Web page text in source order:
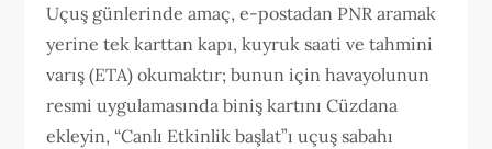
Uçuş günlerinde amaç, e-postadan PNR aramak
yerine tek karttan kapı, kuyruk saati ve tahmini
varış (ETA) okumaktır; bunun için havayolunun
resmi uygulamasında biniş kartını Cüzdana
ekleyin, “Canlı Etkinlik başlat”ı uçuş sabahı